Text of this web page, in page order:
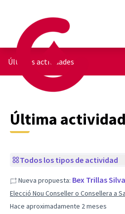
Últimas actividades
Última actividad
Todos los tipos de actividad
Hace aproximadamente 2 meses
Nueva propuesta: Bex Trillas Silva
Elecció Nou Conseller o Consellera a